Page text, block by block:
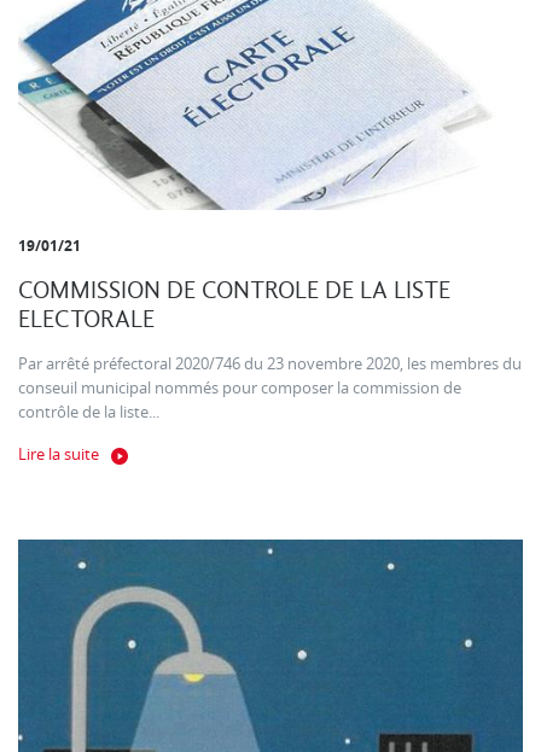
19/01/21
COMMISSION DE CONTROLE DE LA LISTE
ELECTORALE
Par arrêté préfectoral 2020/746 du 23 novembre 2020, les membres du
conseuil municipal nommés pour composer la commission de
contrôle de la liste...
Lire la suite